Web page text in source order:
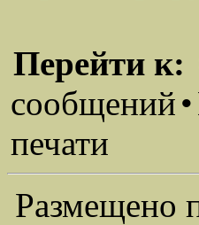
Перейти к:
сообщений•
печати
Размещено